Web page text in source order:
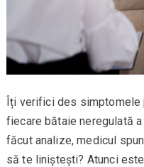
Îți verifici des simptomele
fiecare bătaie neregulată
făcut analize, medicul
să te liniștești? Atunci